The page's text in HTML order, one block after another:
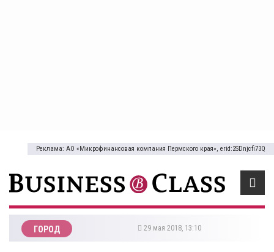
Реклама: АО «Микрофинансовая компания Пермского края», erid:2SDnjcfi73Q
ГОРОД 29 мая 2018, 13:10